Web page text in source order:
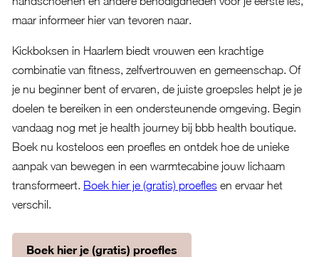
maar informeer hier van tevoren naar.
Kickboksen in Haarlem biedt vrouwen een krachtige
combinatie van fitness, zelfvertrouwen en gemeenschap. Of
je nu beginner bent of ervaren, de juiste groepsles helpt je je
doelen te bereiken in een ondersteunende omgeving. Begin
vandaag nog met je health journey bij bbb health boutique.
Boek nu kosteloos een proefles en ontdek hoe de unieke
aanpak van bewegen in een warmtecabine jouw lichaam
transformeert. Boek hier je (gratis) proeflesen ervaar het
verschil.
Boek hier je (gratis) proefles